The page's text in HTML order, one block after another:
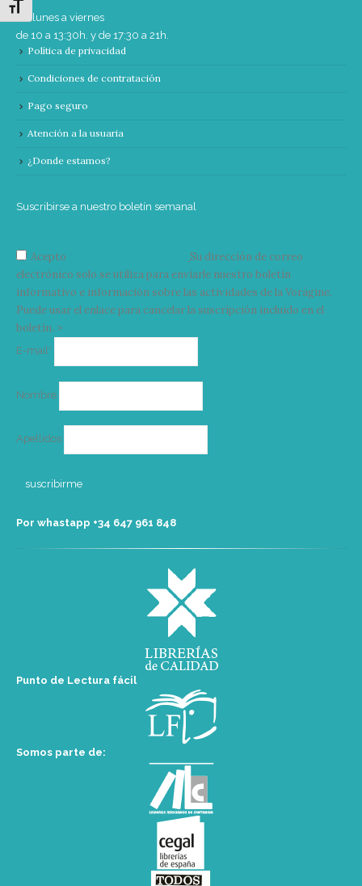
Alternar tamaño de letra
De lunes a viernes
de 10 a 13:30h. y de 17:30 a 21h.
Política de privacidad
Condiciones de contratación
Pago seguro
Atención a la usuaria
¿Donde estamos?
Suscribirse a nuestro boletín semanal
Acepto
Su dirección de correo
electrónico solo se utiliza para enviarle nuestro boletín
informativo e información sobre las actividades de la Vorágine.
Puede usar el enlace para cancelar la suscripción incluido en el
boletín. >
E-mail*
Nombre
Apellidos
Por whastapp +34 ‭647 961 848‬
Punto de Lectura fácil
Somos parte de: